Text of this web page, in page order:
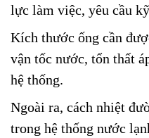
lực làm việc, yêu cầu
Kích thước ống cần
vận tốc nước, tổn thất
hệ thống.
Ngoài ra, cách nhiệt
trong hệ thống nước